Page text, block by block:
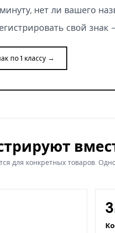
нет ли вашего
свой
по 1 классу →
для конкретных товаров.
3